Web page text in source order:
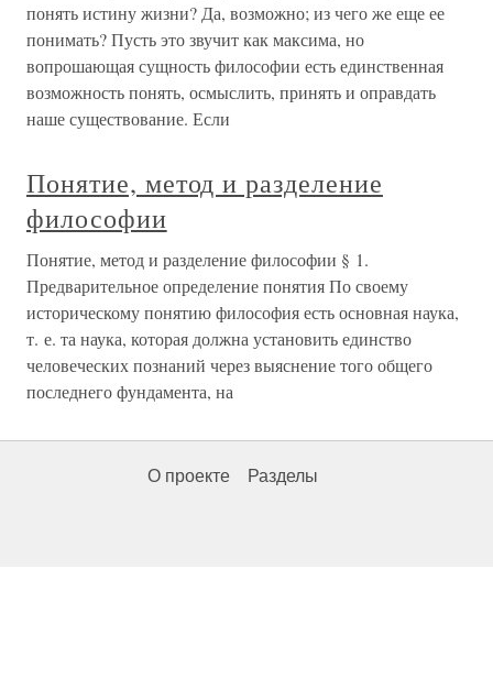
понять истину жизни? Да, возможно; из чего же еще ее
понимать? Пусть это звучит как максима, но
вопрошающая сущность философии есть единственная
возможность понять, осмыслить, принять и оправдать
наше существование. Если
Понятие, метод и разделение
философии
Понятие, метод и разделение философии § 1.
Предварительное определение понятия По своему
историческому понятию философия есть основная наука,
т. е. та наука, которая должна установить единство
человеческих познаний через выяснение того общего
последнего фундамента, на
О проекте Разделы